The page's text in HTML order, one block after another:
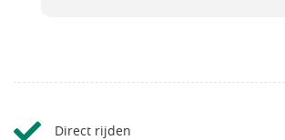
Direct rijden